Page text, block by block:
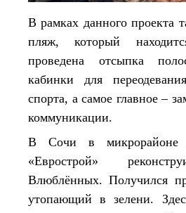
В рамках данного проекта
пляж, который
проведена отсыпка
кабинки для
спорта, а самое главное –
коммуникации.
В Сочи в
«Еврострой»
Влюблённых. Получился
утопающий в зелени.